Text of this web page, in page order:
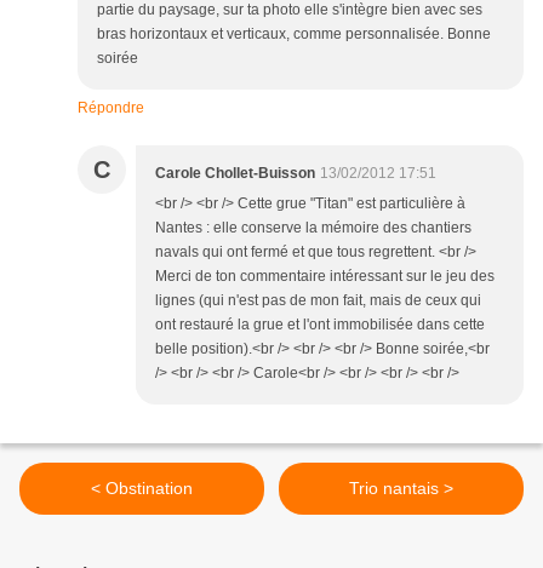
partie du paysage, sur ta photo elle s'intègre bien avec ses
bras horizontaux et verticaux, comme personnalisée. Bonne
soirée
Répondre
C Carole Chollet-Buisson 13/02/2012 17:51
<br /> <br /> Cette grue "Titan" est particulière à
Nantes : elle conserve la mémoire des chantiers
navals qui ont fermé et que tous regrettent. <br />
Merci de ton commentaire intéressant sur le jeu des
lignes (qui n'est pas de mon fait, mais de ceux qui
ont restauré la grue et l'ont immobilisée dans cette
belle position).<br /> <br /> <br /> Bonne soirée,<br
/> <br /> <br /> Carole<br /> <br /> <br /> <br />
< Obstination Trio nantais >